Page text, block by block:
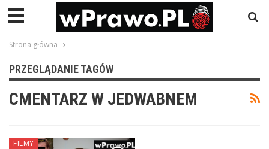
Strona główna
PRZEGLĄDANIE TAGÓW
CMENTARZ W JEDWABNEM
FILMY